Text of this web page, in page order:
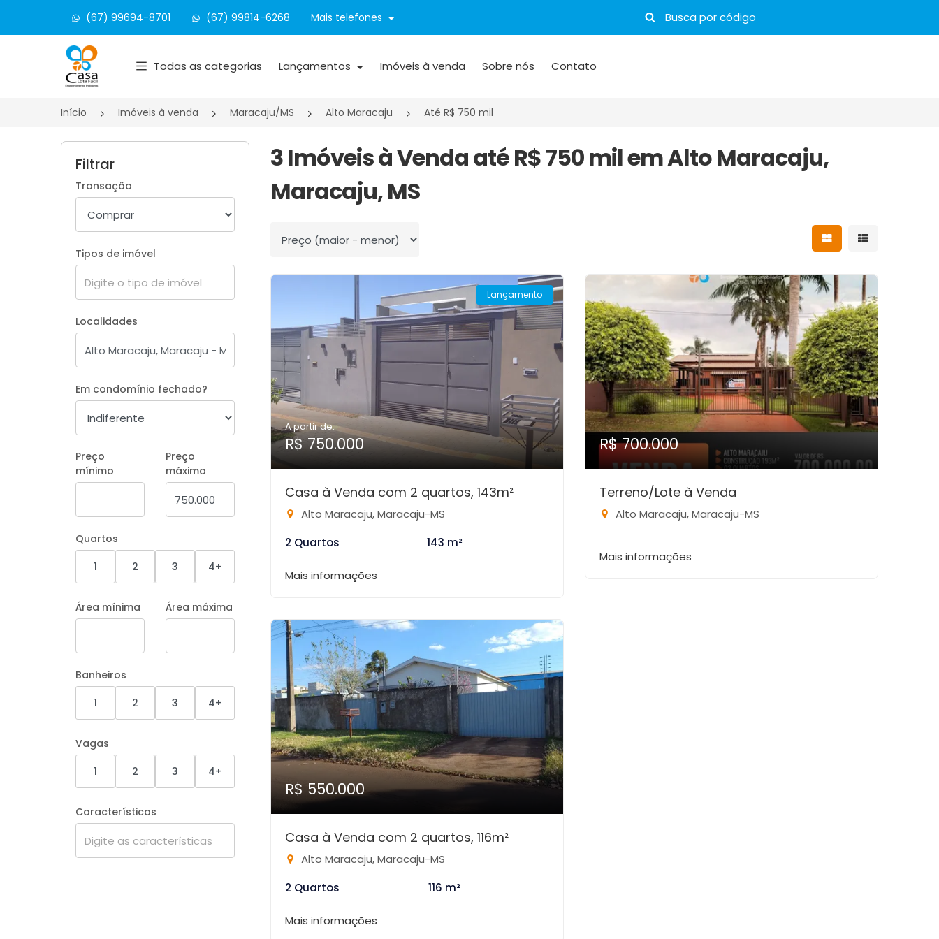
(67) 99694-8701 (67) 99814-6268 Mais telefones
Página inicial
Todas as categorias Lançamentos Imóveis à venda Sobre nós Contato
Início Imóveis à venda Maracaju/MS Alto Maracaju Até R$ 750 mil
Filtrar
Transação
Tipos de imóvel
Localidades
Em condomínio fechado?
Preço
mínimo
Preço
máximo
Quartos
1
2 3 4+
Área mínima Área máxima
Banheiros
1
2 3 4+
Vagas
1
2 3 4+
Características
3 Imóveis à Venda até R$ 750 mil em Alto Maracaju,
Maracaju, MS
Ordenar por Mostrar resultados
Mostrar
Lançamento
A partir de:
R$ 750.000
Casa à Venda com 2 quartos, 143m²
Alto Maracaju, Maracaju-MS
2 Quartos
143 m²
Mais informações
R$ 700.000
Terreno/Lote à Venda
Alto Maracaju, Maracaju-MS
Mais informações
R$ 550.000
Casa à Venda com 2 quartos, 116m²
Alto Maracaju, Maracaju-MS
2 Quartos
116 m²
Mais informações